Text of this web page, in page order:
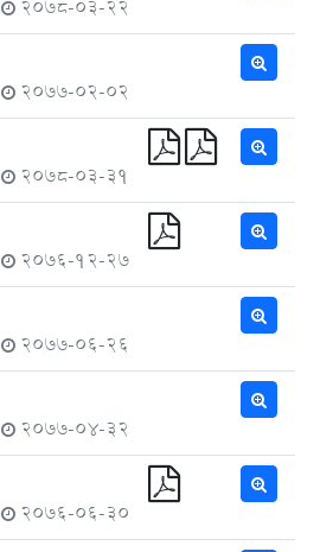
2078-03-22
2077-02-02
2078-03-31
2076-12-27
2077-06-26
2077-04-32
2076-06-30